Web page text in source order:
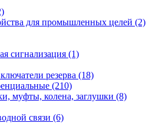
для промышленных целей (2)
сигнализация (1)
резерва (18)
(210)
муфты, колена, заглушки (8)
связи (6)